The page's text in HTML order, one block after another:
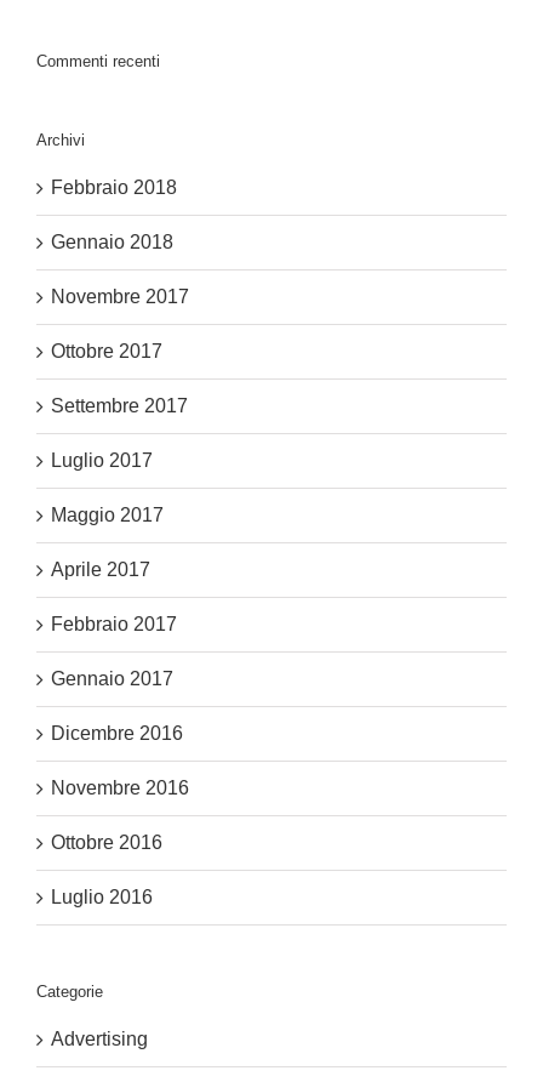
Commenti recenti
Archivi
Febbraio 2018
Gennaio 2018
Novembre 2017
Ottobre 2017
Settembre 2017
Luglio 2017
Maggio 2017
Aprile 2017
Febbraio 2017
Gennaio 2017
Dicembre 2016
Novembre 2016
Ottobre 2016
Luglio 2016
Categorie
Advertising